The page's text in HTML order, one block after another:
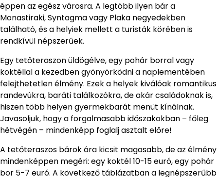
éppen az egész városra. A legtöbb ilyen bár a
Monastiraki, Syntagma vagy Plaka negyedekben
található, és a helyiek mellett a turisták körében is
rendkívül népszerűek.
Egy tetőteraszon üldögélve, egy pohár borral vagy
koktéllal a kezedben gyönyörködni a naplementében
felejthetetlen élmény. Ezek a helyek kiválóak romantikus
randevúkra, baráti találkozókra, de akár családoknak is,
hiszen több helyen gyermekbarát menüt kínálnak.
Javasoljuk, hogy a forgalmasabb időszakokban – főleg
hétvégén – mindenképp foglalj asztalt előre!
A tetőteraszos bárok ára kicsit magasabb, de az élmény
mindenképpen megéri: egy koktél 10-15 euró, egy pohár
bor 5-7 euró. A következő táblázatban a legnépszerűbb